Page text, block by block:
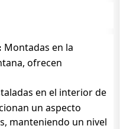
Montadas en la
ofrecen
en el interior de
un aspecto
manteniendo un nivel